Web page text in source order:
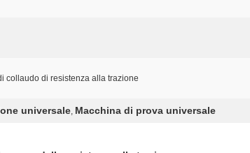
collaudo di resistenza alla trazione
universale, Macchina di prova universale